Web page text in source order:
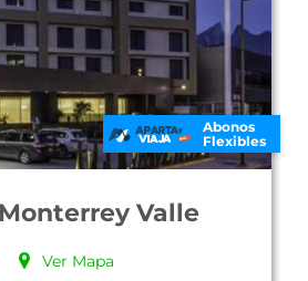
Abonos
Flexibles
Luxury Valle
Ver Mapa